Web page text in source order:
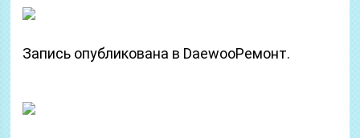
Запись опубликована в DaewooРемонт.